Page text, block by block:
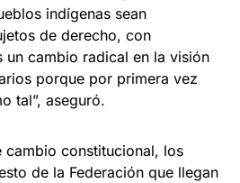
indígenas sean
de derecho, con
un cambio radical en la visión
porque por primera vez
tal”, aseguró.
cambio constitucional, los
de la Federación que llegan